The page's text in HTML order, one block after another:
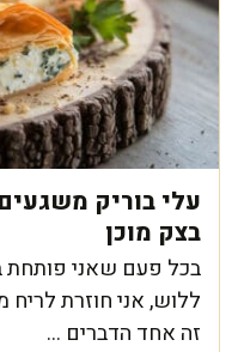
בצק מוכן
בכל פעם שאני
ללוש, אני חוזרת
זה אחד הדברים ...